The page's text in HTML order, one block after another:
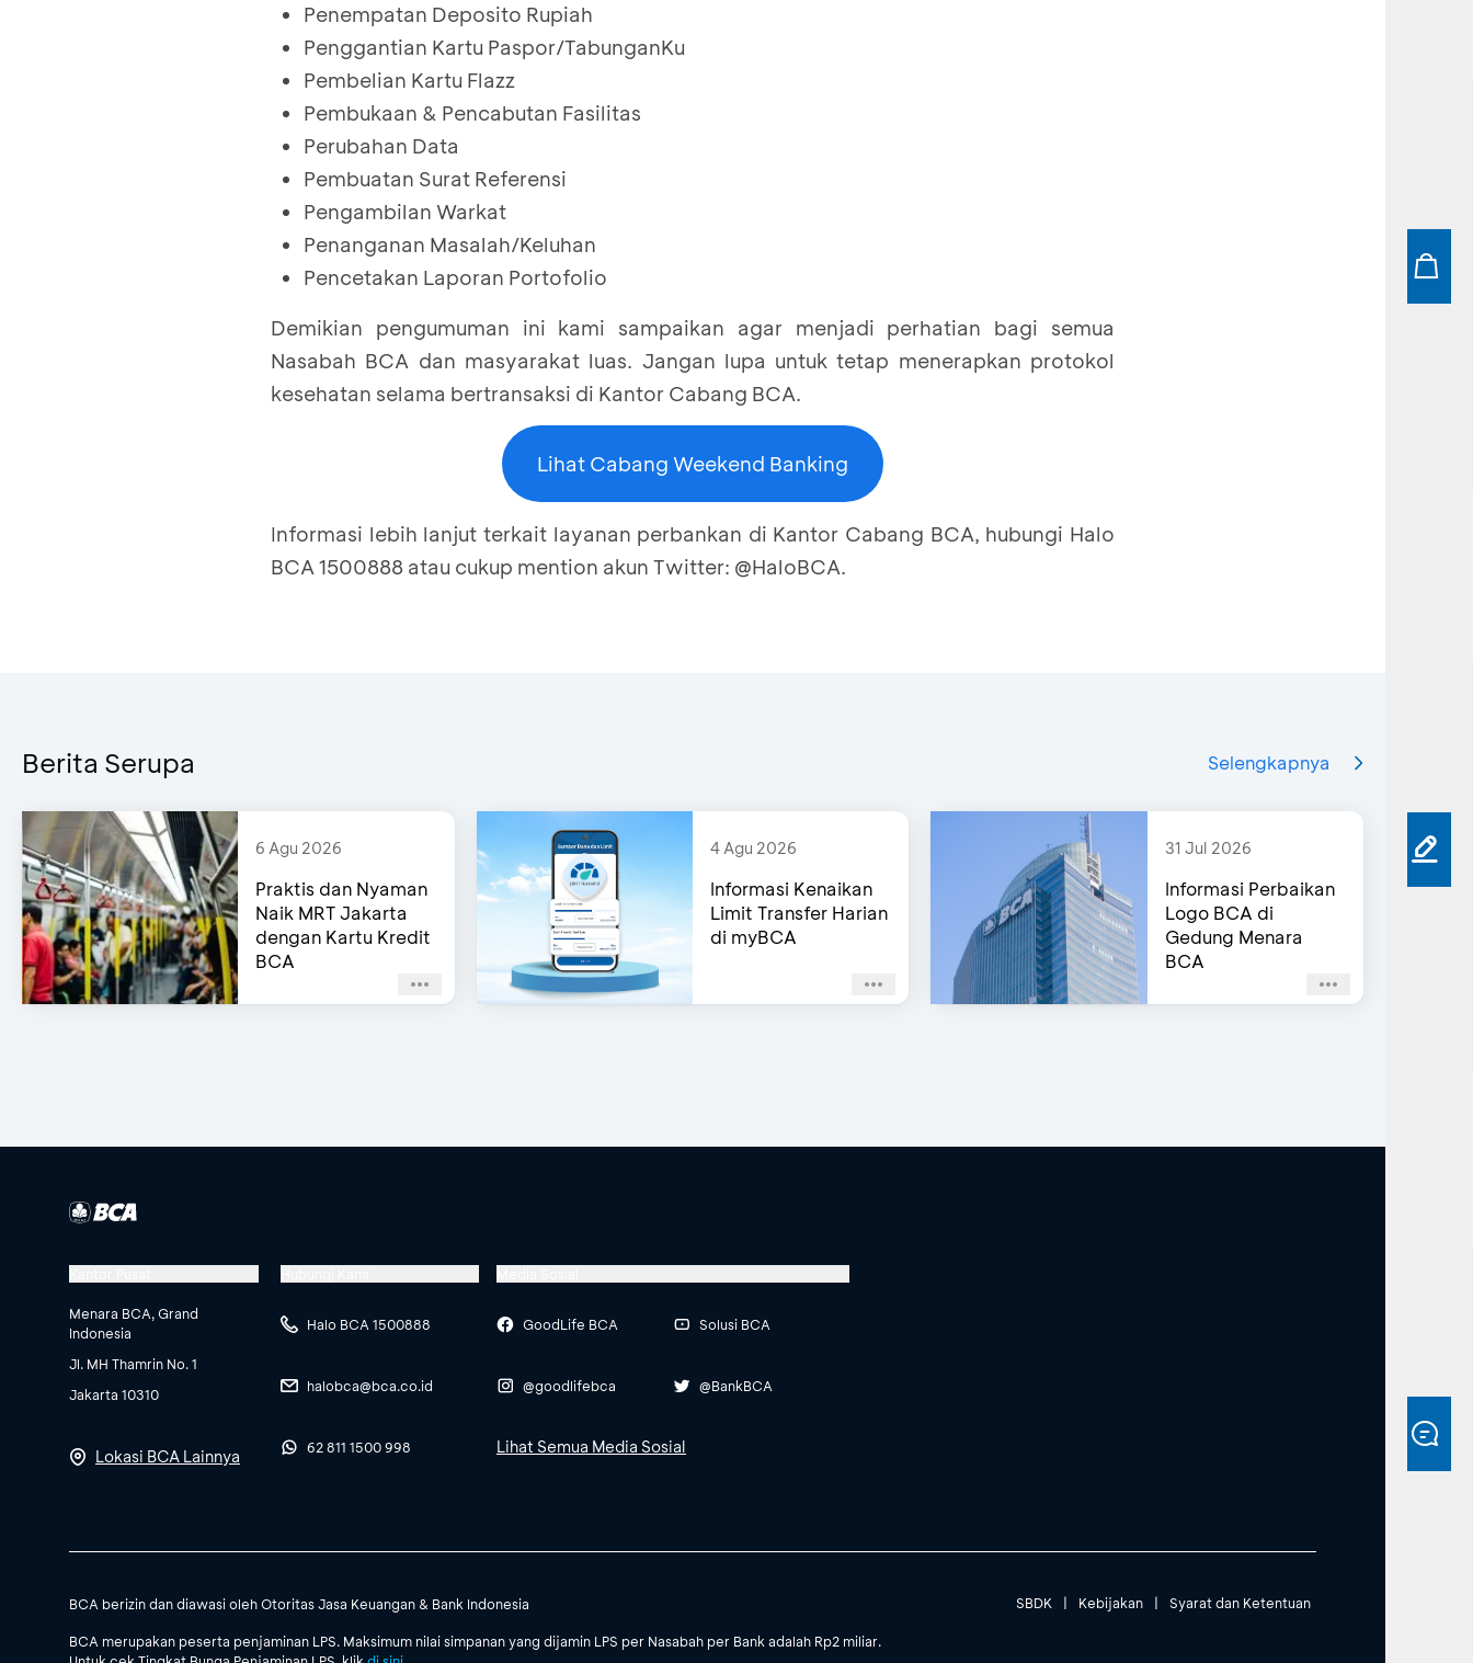
Penempatan Deposito Rupiah
Penggantian Kartu Paspor/TabunganKu
Pembelian Kartu Flazz
Pembukaan & Pencabutan Fasilitas
Perubahan Data
Pembuatan Surat Referensi
Pengambilan Warkat
Penanganan Masalah/Keluhan
Pencetakan Laporan Portofolio
Demikian pengumuman ini kami sampaikan agar menjadi perhatian bagi semua
Nasabah BCA dan masyarakat luas. Jangan lupa untuk tetap menerapkan protokol
kesehatan selama bertransaksi di Kantor Cabang BCA.
Lihat Cabang Weekend Banking
Informasi lebih lanjut terkait layanan perbankan di Kantor Cabang BCA, hubungi Halo
BCA 1500888 atau cukup mention akun Twitter: @HaloBCA.
Berita Serupa Selengkapnya
6 Agu 2026
Praktis dan Nyaman
Naik MRT Jakarta
dengan Kartu Kredit
BCA
4 Agu 2026
Informasi Kenaikan
Limit Transfer Harian
di myBCA
31 Jul 2026
Informasi Perbaikan
Logo BCA di
Gedung Menara
BCA
Menara BCA, Grand
Indonesia
Jl. MH Thamrin No. 1
Jakarta 10310
Lokasi BCA Lainnya
Halo BCA 1500888
halobca@bca.co.id
62 811 1500 998
GoodLife BCA
@goodlifebca
Solusi BCA
@BankBCA
Lihat Semua Media Sosial
BCA berizin dan diawasi oleh Otoritas Jasa Keuangan & Bank Indonesia
BCA merupakan peserta penjaminan LPS. Maksimum nilai simpanan yang dijamin LPS per Nasabah per Bank adalah Rp2 miliar.
SBDK | Kebijakan | Syarat dan Ketentuan